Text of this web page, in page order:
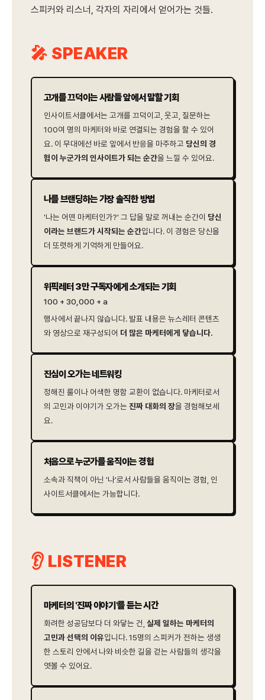
스피커와 리스너, 각자의 자리에서 얻어가는 것들.
🎤 SPEAKER
고개를 끄덕이는 사람들 앞에서 말할 기회
인사이트서클에서는 고개를 끄덕이고, 웃고, 질문하는
100여 명의 마케터와 바로 연결되는 경험을 할 수 있어
요. 이 무대에선 바로 앞에서 반응을 마주하고 당신의 경
험이 누군가의 인사이트가 되는 순간을 느낄 수 있어요.
나를 브랜딩하는 가장 솔직한 방법
'나는 어떤 마케터인가?' 그 답을 말로 꺼내는 순간이 당신
이라는 브랜드가 시작되는 순간입니다. 이 경험은 당신을
더 또렷하게 기억하게 만들어요.
위픽레터 3만 구독자에게 소개되는 기회
100 + 30,000 + a
행사에서 끝나지 않습니다. 발표 내용은 뉴스레터 콘텐츠
와 영상으로 재구성되어 더 많은 마케터에게 닿습니다.
진심이 오가는 네트워킹
정해진 룰이나 어색한 명함 교환이 없습니다. 마케터로서
의 고민과 이야기가 오가는 진짜 대화의 장을 경험해보세
요.
처음으로 누군가를 움직이는 경험
소속과 직책이 아닌 '나'로서 사람들을 움직이는 경험, 인
사이트서클에서는 가능합니다.
👂 LISTENER
마케터의 '진짜 이야기'를 듣는 시간
화려한 성공담보다 더 와닿는 건, 실제 일하는 마케터의
고민과 선택의 이유입니다. 15명의 스피커가 전하는 생생
한 스토리 안에서 나와 비슷한 길을 걷는 사람들의 생각을
엿볼 수 있어요.